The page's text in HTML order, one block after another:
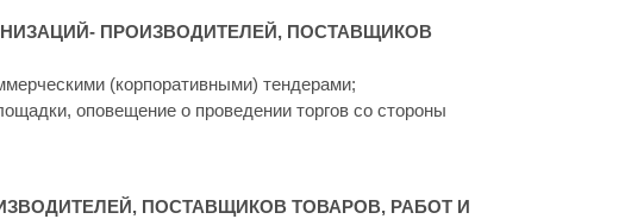
ПРОИЗВОДИТЕЛЕЙ, ПОСТАВЩИКОВ
(корпоративными) тендерами;
оповещение о проведении торгов со стороны
ПОСТАВЩИКОВ ТОВАРОВ, РАБОТ И